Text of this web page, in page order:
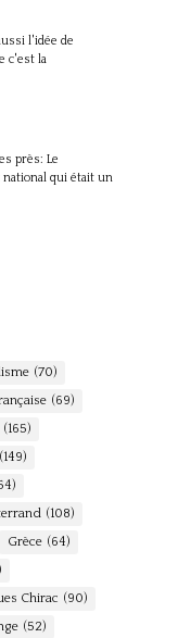
l'idée de
c'est la
près: Le
qui était un
(70)
(69)
(165)
(149)
(108)
Grèce (64)
Chirac (90)
(52)